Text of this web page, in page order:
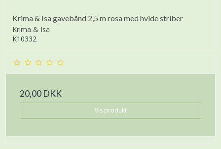
Krima & Isa gavebånd 2,5 m rosa med hvide striber
Krima & Isa
K10332
20,00 DKK
Vis produkt